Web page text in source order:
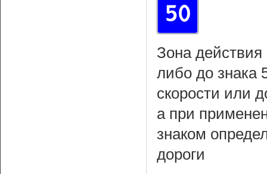
Зона действия
либо до знака
скорости или
а при
знаком
дороги